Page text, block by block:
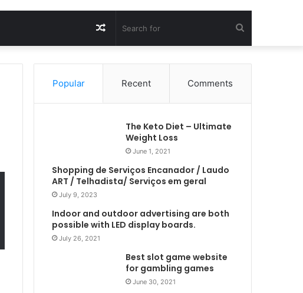
for
Random
Article
Popular Recent Comments
The Keto Diet – Ultimate
Weight Loss
June 1, 2021
Shopping de Serviços Encanador / Laudo
ART / Telhadista/ Serviços em geral
July 9, 2023
Indoor and outdoor advertising are both
possible with LED display boards.
July 26, 2021
Best slot game website
for gambling games
June 30, 2021